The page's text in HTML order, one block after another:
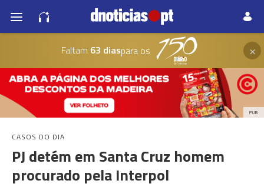
Faltam 63 diaspara os ×
PUB
CASOS DO DIA
PJ detém em Santa Cruz homem
procurado pela Interpol